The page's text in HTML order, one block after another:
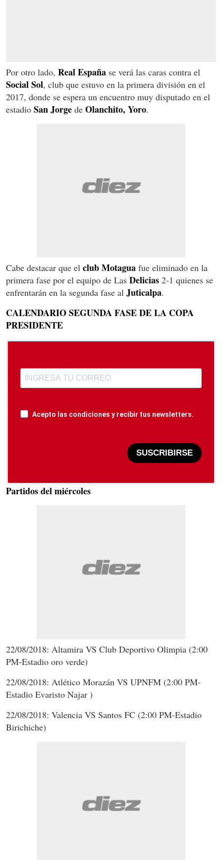
Por otro lado, Real España se verá las caras contra el
Social Sol, club que estuvo en la primera división en el
2017, donde se espera un encuentro muy disputado en el
estadio San Jorge de Olanchito, Yoro.
Cabe destacar que el club Motagua fue eliminado en la
primera fase por el equipo de Las Delicias 2-1 quienes se
enfrentarán en la segunda fase al Juticalpa.
CALENDARIO SEGUNDA FASE DE LA COPA
PRESIDENTE
Acepto las condiciones y recibir tus newsletters.
SUSCRIBIRSE
Partidos del miércoles
22/08/2018: Altamira VS Club Deportivo Olimpia (2:00
PM-Estadio oro verde)
22/08/2018: Atlético Morazán VS UPNFM (2:00 PM-
Estadio Evaristo Najar )
22/08/2018: Valencia VS Santos FC (2:00 PM-Estadio
Birichiche)